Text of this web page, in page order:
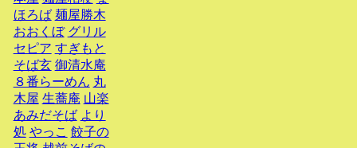
ほろば 麺屋勝木
おおくぼ グリル
セピア すぎもと
そば玄 御清水庵
８番らーめん 丸
木屋 生蕎庵 山楽
あみだそば より
処 やっこ 餃子の